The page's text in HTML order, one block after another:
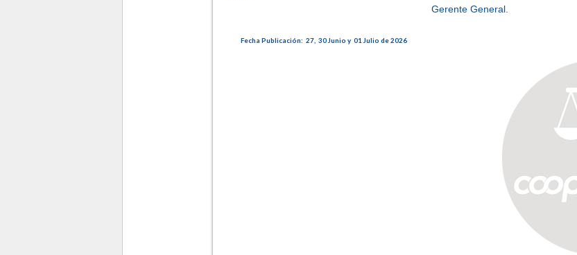
Gerente General.
Fecha Publicación: 27, 30 Junio y 01 Julio de 2026